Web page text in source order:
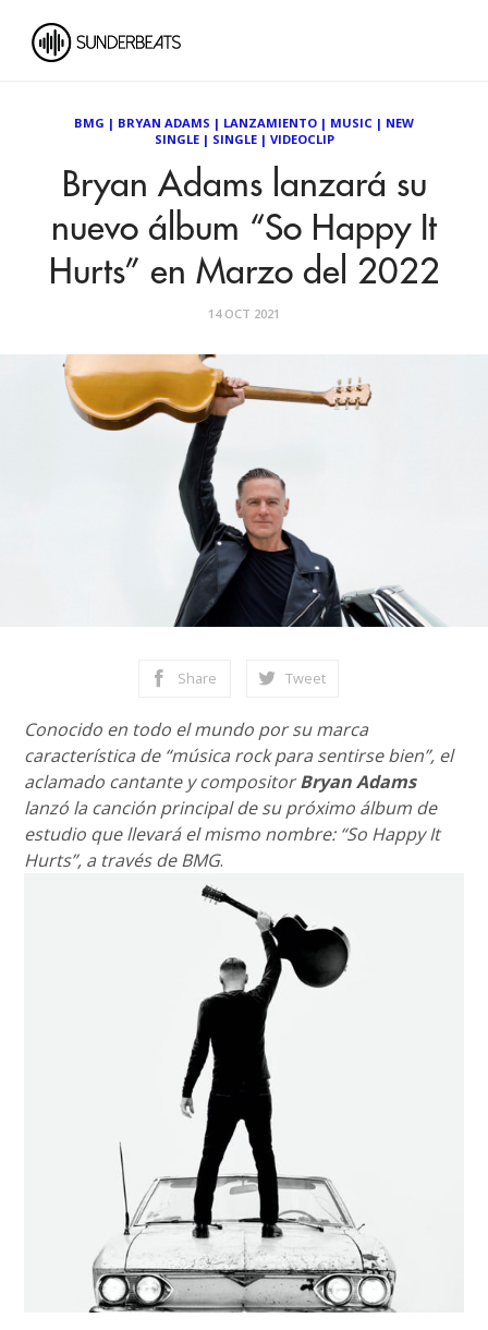
BMG | BRYAN ADAMS | LANZAMIENTO | MUSIC | NEW
SINGLE| SINGLE| VIDEOCLIP
Bryan Adams lanzará su
nuevo álbum “So Happy It
Hurts” en Marzo del 2022
14 OCT 2021
Share Tweet
Conocido en todo el mundo por su marca
característica de “música rock para sentirse bien”, el
aclamado cantante y compositorBryan Adams
lanzó la canción principal de su próximo álbum de
estudio que llevará el mismo nombre: “So Happy It
Hurts”, a través de BMG.